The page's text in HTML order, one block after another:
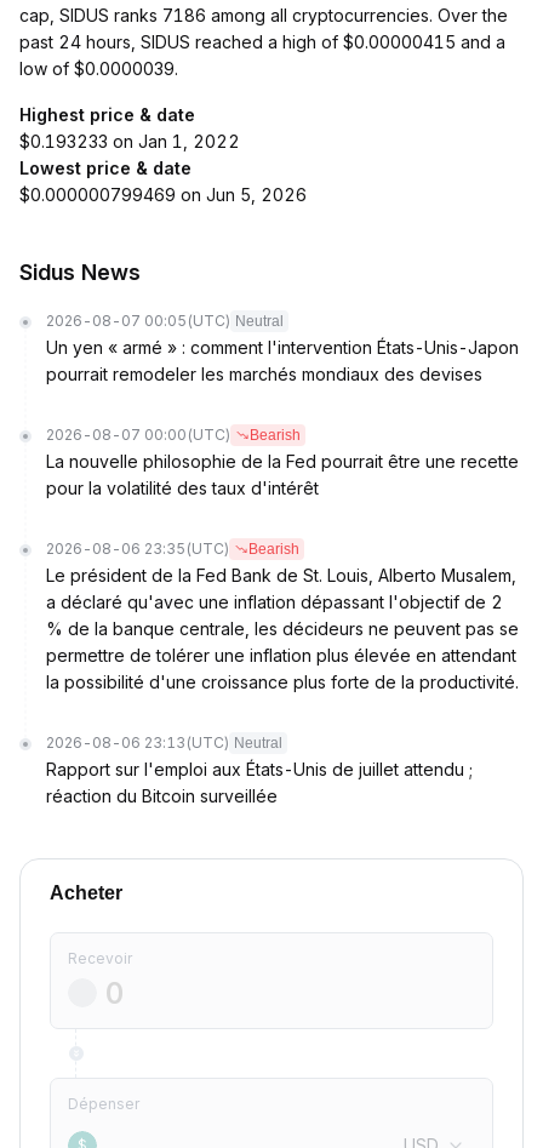
cap, SIDUS ranks 7186 among all cryptocurrencies. Over the
past 24 hours, SIDUS reached a high of $0.00000415 and a
low of $0.0000039.
Highest price & date
$0.193233 on Jan 1, 2022
Lowest price & date
$0.000000799469 on Jun 5, 2026
Sidus News
2026-08-07 00:05 (UTC) Neutral
Un yen « armé » : comment l'intervention États-Unis-Japon
pourrait remodeler les marchés mondiaux des devises
2026-08-07 00:00 (UTC) Bearish
La nouvelle philosophie de la Fed pourrait être une recette
pour la volatilité des taux d'intérêt
2026-08-06 23:35 (UTC) Bearish
Le président de la Fed Bank de St. Louis, Alberto Musalem,
a déclaré qu'avec une inflation dépassant l'objectif de 2
% de la banque centrale, les décideurs ne peuvent pas se
permettre de tolérer une inflation plus élevée en attendant
la possibilité d'une croissance plus forte de la productivité.
2026-08-06 23:13 (UTC) Neutral
Rapport sur l'emploi aux États-Unis de juillet attendu ;
réaction du Bitcoin surveillée
Acheter
Recevoir
Dépenser